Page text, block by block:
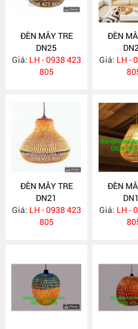
ĐÈN MÂY TRE
DN25
Giá: LH - 0938 423
805
ĐÈN
Giá: LH -
ĐÈN MÂY TRE
DN21
Giá: LH - 0938 423
805
ĐÈN
Giá: LH -